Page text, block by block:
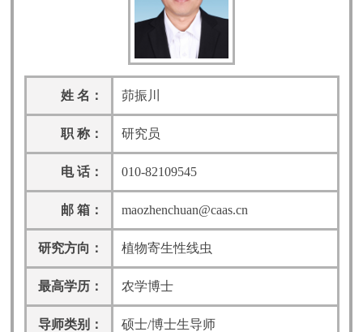
姓 名： 茆振川
职 称： 研究员
电 话： 010-82109545
邮 箱： maozhenchuan@caas.cn
研究方向： 植物寄生性线虫
最高学历： 农学博士
导师类别： 硕士/博士生导师